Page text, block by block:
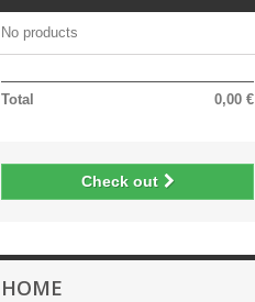
No products
0,00 €
Total
Check out
HOME